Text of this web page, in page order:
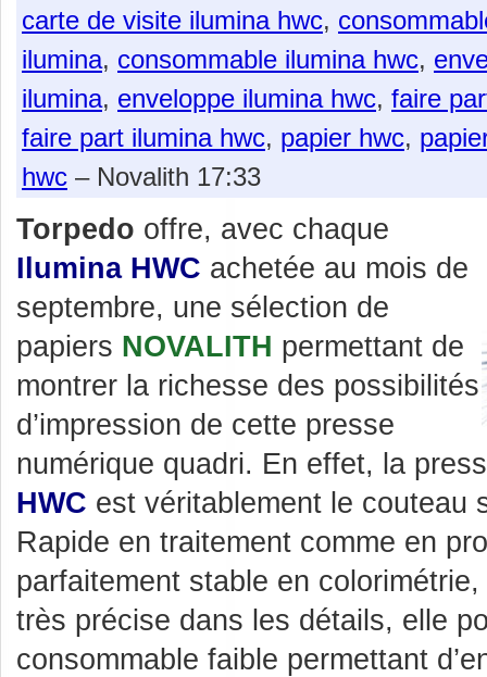
carte de visite ilumina hwc,
ilumina, consommable ilumina hwc,
ilumina, enveloppe ilumina hwc, faire
faire part ilumina hwc, papier hwc,
hwc – Novalith 17:33
Torpedo offre, avec chaque
Ilumina HWC achetée au mois de
septembre, une sélection de
papiers NOVALITH permettant de
montrer la richesse des possibilités
d’impression de cette presse
numérique quadri. En effet, la
HWC est véritablement le couteau
Rapide en traitement comme en
parfaitement stable en
très précise dans les détails, elle
consommable faible permettant